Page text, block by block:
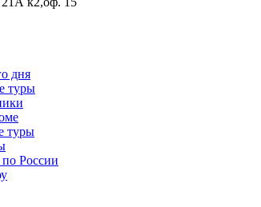
дня
туры
туры
России